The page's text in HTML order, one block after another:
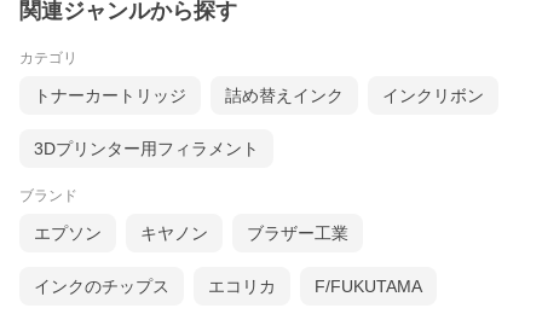
関連ジャンルから探す
カテゴリ
トナーカートリッジ 詰め替えインク インクリボン
3Dプリンター用フィラメント
ブランド
エプソン キヤノン ブラザー工業
インクのチップス エコリカ F/FUKUTAMA